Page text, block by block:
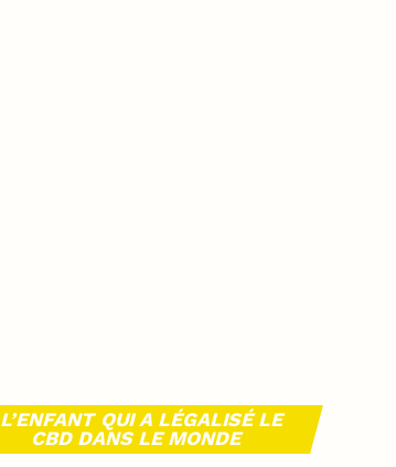
L’ENFANT QUI A LÉGALISÉ LE
CBD DANS LE MONDE